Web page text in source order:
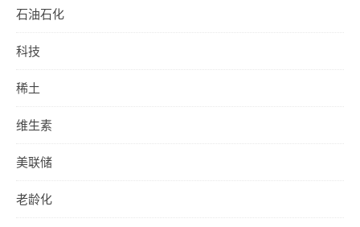
石油石化
科技
稀土
维生素
美联储
老龄化